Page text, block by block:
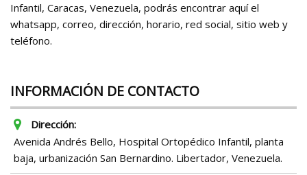
Infantil, Caracas, Venezuela, podrás encontrar aquí el
whatsapp, correo, dirección, horario, red social, sitio web y
teléfono.
INFORMACIÓN DE CONTACTO
Dirección:
Avenida Andrés Bello, Hospital Ortopédico Infantil, planta
baja, urbanización San Bernardino. Libertador, Venezuela.